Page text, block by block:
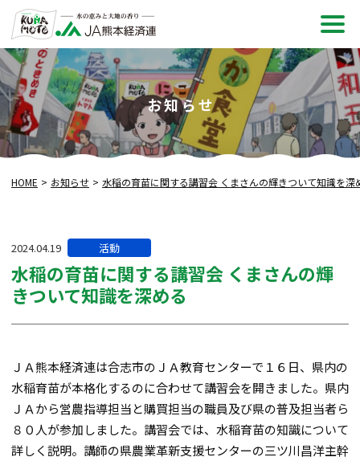
メ
ニ
お知らせ
HOME お知らせ 水稲の育苗に関する講習会 くまさんの輝きついて知識を深
2024.04.19 カ
テ
ゴ
リー:
活動
水稲の育苗に関する講習会 くまさんの輝
きついて知識を深める
ＪＡ熊本経済連は合志市のＪＡ教育センターで１６日、県内の
水稲育苗が本格化するのに合わせて講習会を開きました。県内
ＪＡから営農指導担当と購買担当の職員及び県の普及担当者ら
８０人が参加しました。講習会では、水稲育苗の知識について
詳しく説明。講師の県農業革新支援センターの三ツ川昌洋主幹